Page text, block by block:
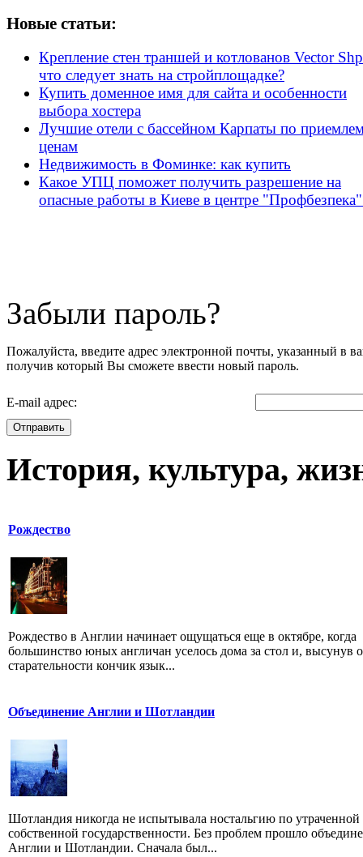
Новые статьи:
Крепление стен траншей и котлованов Vector
что следует знать на стройплощадке?
Купить доменное имя для сайта и особенности
выбора хостера
Лучшие отели с бассейном Карпаты по
ценам
Недвижимость в Фоминке: как купить
Какое УПЦ поможет получить разрешение на
опасные работы в Киеве в центре
Забыли пароль?
Пожалуйста, введите адрес электронной почты, указанный в
получив который Вы сможете ввести новый пароль.
E-mail адрес:
Отправить
История, культура,
Рождество
Рождество в Англии начинает ощущаться еще в октябре, когда
большинство юных англичан уселось дома за стол и, высунув
старательности кончик язык...
Объединение Англии и Шотландии
Шотландия никогда не испытывала ностальгию по утраченной
собственной государственности. Без проблем прошло
Англии и Шотландии. Сначала был...